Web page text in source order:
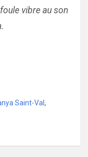
vibre au son
Saint-Val ,